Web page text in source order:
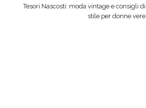
Tesori Nascosti: moda vintage e consigli di
stile per donne vere